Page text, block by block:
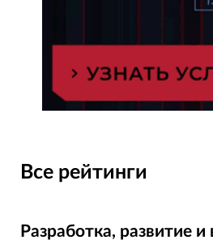
Все рейтинги
Разработка, развитие